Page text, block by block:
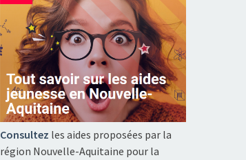
Consultez les aides proposées par la
région Nouvelle-Aquitaine pour la